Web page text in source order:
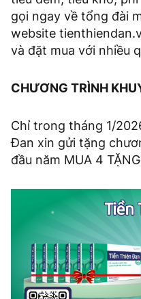
gọi ngay về tổng đài
website
và đặt mua với nhiều
CHƯƠNG TRÌNH
Chỉ trong tháng 1/
Đan xin gửi tặng
đầu năm MUA 4